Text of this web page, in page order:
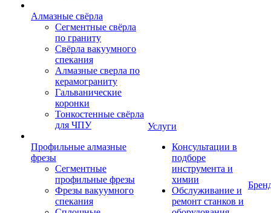
Алмазные свёрла
Сегментные свёрла
по граниту
Свёрла вакуумного
спекания
Алмазные сверла по
керамограниту
Гальванические
коронки
Тонкостенные свёрла
для ЧПУ
Профильные алмазные
фрезы
Сегментные
профильные фрезы
Фрезы вакуумного
спекания
Услуги
Консультации в
подборе
инструмента и
химии
Обслуживание и
ремонт станков и